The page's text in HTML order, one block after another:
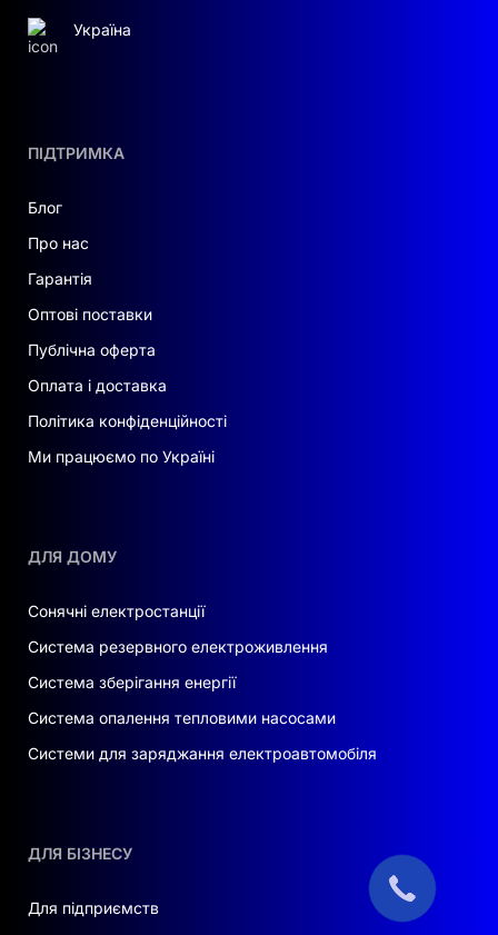
ПІДТРИМКА
Блог
Про нас
Гарантія
Оптові поставки
Публічна оферта
Оплата і доставка
Політика конфіденційності
Ми працюємо по Україні
ДЛЯ ДОМУ
Сонячні електростанції
Система резервного електроживлення
Система зберігання енергії
Система опалення тепловими насосами
Системи для заряджання електроавтомобіля
ДЛЯ БІЗНЕСУ
Для підприємств
Україна